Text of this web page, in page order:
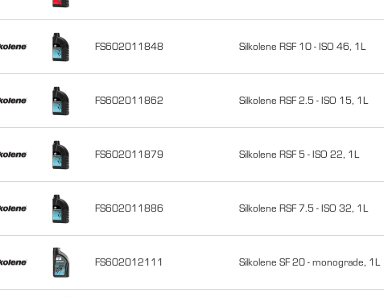
FS602011848 Silkolene RSF 10 - ISO 46, 1L
FS602011862 Silkolene RSF 2.5 - ISO 15, 1L
FS602011879 Silkolene RSF 5 - ISO 22, 1L
FS602011886 Silkolene RSF 7.5 - ISO 32, 1L
FS602012111 Silkolene SF 20 - monograde, 1L